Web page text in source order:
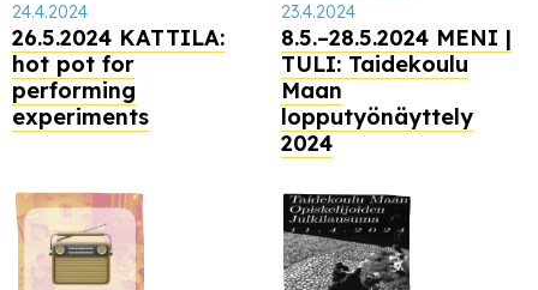
24.4.2024
26.5.2024 KATTILA:
hot pot for
performing
experiments
23.4.2024
8.5.–28.5.2024 MENI |
TULI: Taidekoulu
Maan
lopputyönäyttely
2024